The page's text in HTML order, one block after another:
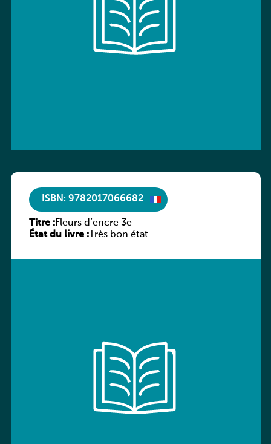
ISBN: 9782017066682
Titre :Fleurs d’encre 3e
État du livre :Très bon état